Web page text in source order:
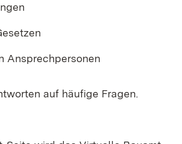
Ansprechpersonen
auf häufige Fragen.